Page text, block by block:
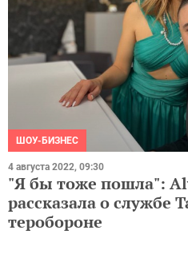
ШОУ-БИЗНЕС
4 августа 2022, 09:30
"Я бы тоже пошла":
рассказала о службе
теробороне